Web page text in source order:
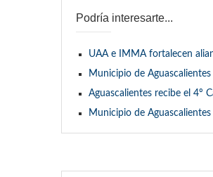
Podría interesarte...
UAA e IMMA fortalecen
Municipio de
Aguascalientes recibe el 4º
Municipio de